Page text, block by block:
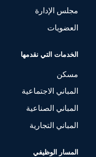
مجلس الإدارة
العضويات
الخدمات التي نقدمها
مسكن
المباني الاجتماعية
المباني الصناعية
المباني التجارية
المسار الوظيفي